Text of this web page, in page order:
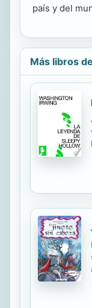
país y del
Más libros